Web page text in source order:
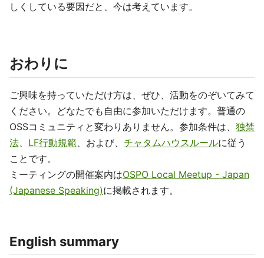
しくしている要因だと、今は考えています。
おわりに
ご興味を持っていただけ方は、ぜひ、活動をのぞいてみて
ください。どなたでも自由に参加いただけます。普通の
OSSコミュニティと変わりありません。参加条件は、 独禁
法、 LF行動規範、および、 チャタムハウスルールに従う
ことです。
ミーティングの開催案内はOSPO Local Meetup - Japan
(Japanese Speaking)に掲載されます。
English summary